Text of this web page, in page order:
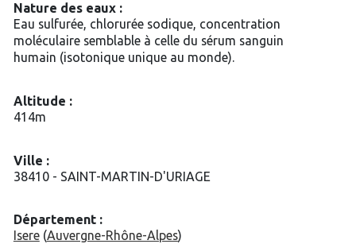
Nature des eaux :
Eau sulfurée, chlorurée sodique, concentration
moléculaire semblable à celle du sérum sanguin
humain (isotonique unique au monde).
Altitude :
414m
Ville :
38410 - SAINT-MARTIN-D'URIAGE
Département :
Isere(Auvergne-Rhône-Alpes)